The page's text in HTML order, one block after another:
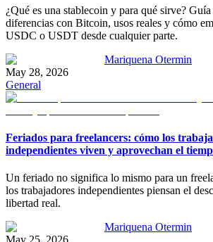
¿Qué es una stablecoin y para qué sirve?
diferencias con Bitcoin, usos reales y cómo
USDC o USDT desde cualquier parte.
Mariquena Otermin
May 28, 2026
General
Feriados para freelancers: cómo los
independientes viven y aprovechan el
Un feriado no significa lo mismo para un
los trabajadores independientes piensan el
libertad real.
Mariquena Otermin